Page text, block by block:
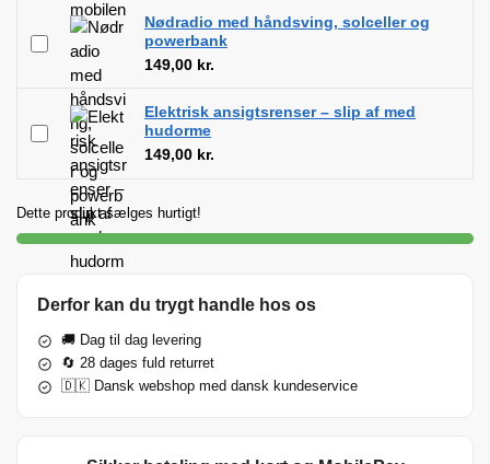
Nødradio med håndsving, solceller og
powerbank
149,00 kr.
Elektrisk ansigtsrenser – slip af med
hudorme
149,00 kr.
Dette produkt sælges hurtigt!
Derfor kan du trygt handle hos os
🚚 Dag til dag levering
🔄 28 dages fuld returret
🇩🇰 Dansk webshop med dansk kundeservice